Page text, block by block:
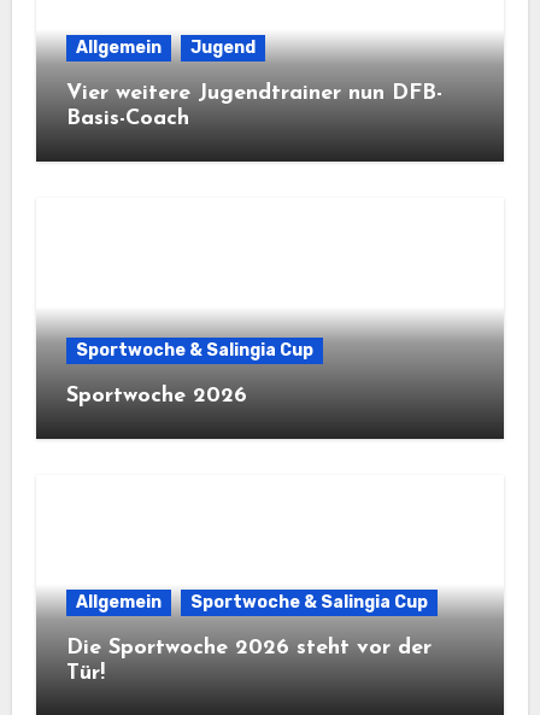
Allgemein Jugend
Vier weitere Jugendtrainer nun DFB-
Basis-Coach
Sportwoche & Salingia Cup
Sportwoche 2026
Allgemein Sportwoche & Salingia Cup
Die Sportwoche 2026 steht vor der
Tür!